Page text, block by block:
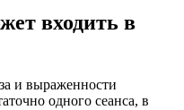
входить в
и выраженности
одного сеанса, в